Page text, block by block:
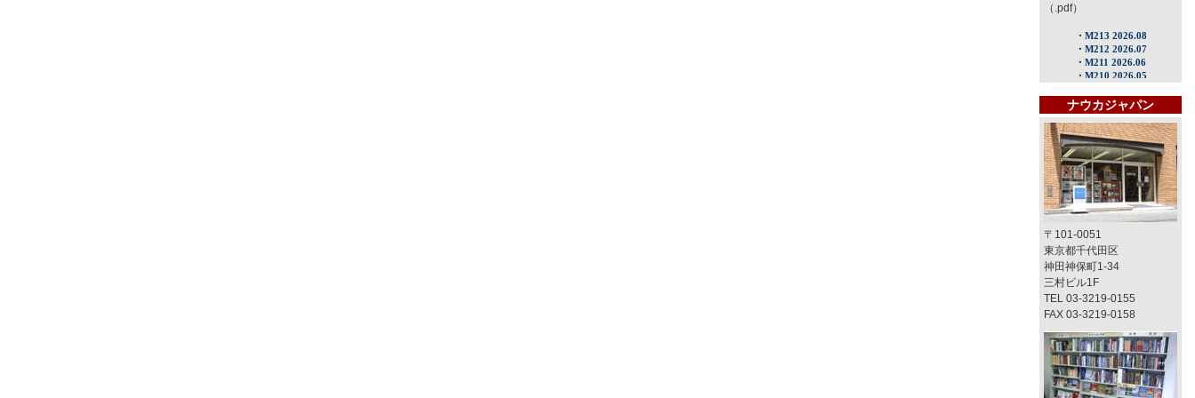
（.pdf）
ナウカジャパン
〒101-0051
東京都千代田区
神田神保町1-34
三村ビル1F
TEL 03-3219-0155
FAX 03-3219-0158